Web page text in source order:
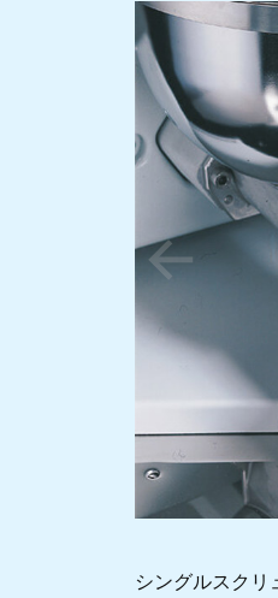
シングルスク